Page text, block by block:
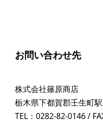
お問い合わせ先
株式会社篠原商店
栃木県下都賀郡壬生町
TEL：0282-82-0146 /